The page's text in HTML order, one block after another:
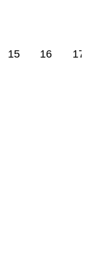
15 16 17